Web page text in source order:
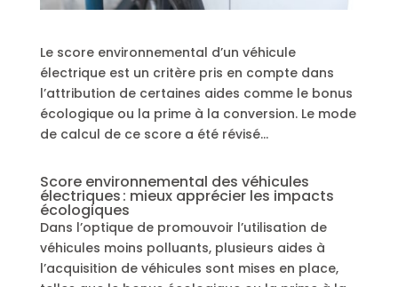
Le score environnemental d’un véhicule
électrique est un critère pris en compte dans
l’attribution de certaines aides comme le bonus
écologique ou la prime à la conversion. Le mode
de calcul de ce score a été révisé…
Score environnemental des véhicules
électriques : mieux apprécier les impacts
écologiques
Dans l’optique de promouvoir l’utilisation de
véhicules moins polluants, plusieurs aides à
l’acquisition de véhicules sont mises en place,